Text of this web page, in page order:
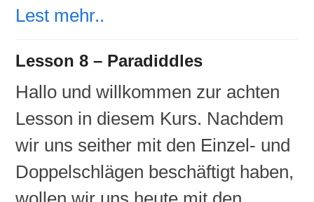
Lest mehr..
Lesson 8 – Paradiddles
Hallo und willkommen zur achten
Lesson in diesem Kurs. Nachdem
wir uns seither mit den Einzel- und
Doppelschlägen beschäftigt haben,